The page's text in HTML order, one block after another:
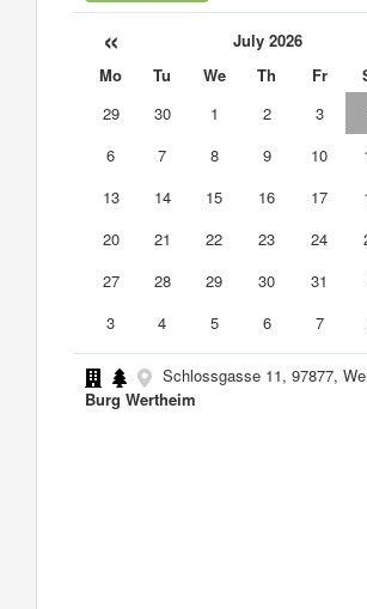
« July 2026
Mo Tu We Th Fr
29
30 1 2 3
6
7 8 9 10
13
14 15 16 17
20
21 22 23 24
27
28 29 30 31
3
4 5 6 7
Schlossgasse 11, 97877,
Burg Wertheim